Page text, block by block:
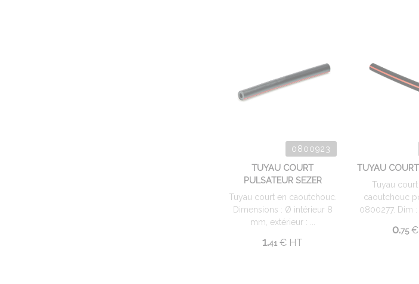
0800923
TUYAU COURT
PULSATEUR SEZER
Tuyau court en caoutchouc.
Dimensions : Ø intérieur 8
mm, extérieur : ...
1.41 € HT
TUYAU
Tuyau
caoutchouc
0800277. Dim
0.75 €